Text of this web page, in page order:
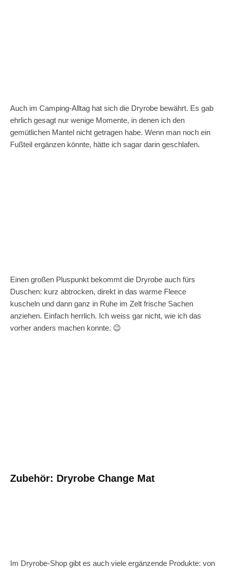
Auch im Camping-Alltag hat sich die Dryrobe bewährt. Es gab
ehrlich gesagt nur wenige Momente, in denen ich den
gemütlichen Mantel nicht getragen habe. Wenn man noch ein
Fußteil ergänzen könnte, hätte ich sagar darin geschlafen.
Einen großen Pluspunkt bekommt die Dryrobe auch fürs
Duschen: kurz abtrocken, direkt in das warme Fleece
kuscheln und dann ganz in Ruhe im Zelt frische Sachen
anziehen. Einfach herrlich. Ich weiss gar nicht, wie ich das
vorher anders machen konnte. 😉
Zubehör: Dryrobe Change Mat
Im Dryrobe-Shop gibt es auch viele ergänzende Produkte: von